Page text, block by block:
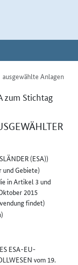
ausgewählte Anlagen
zum Stichtag
(ESA))
und Gebiete)
in Artikel 3 und
2015
findet)
ESA-EU-
vom 19.